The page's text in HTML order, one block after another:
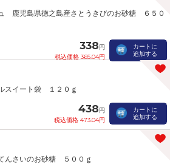
鹿児島県徳之島産さとうきびのお砂糖 ６５０
338円
税込価格 365.04円
カートに
追加する
スイート袋 １２０ｇ
438円
税込価格 473.04円
カートに
追加する
んさいのお砂糖 ５００ｇ